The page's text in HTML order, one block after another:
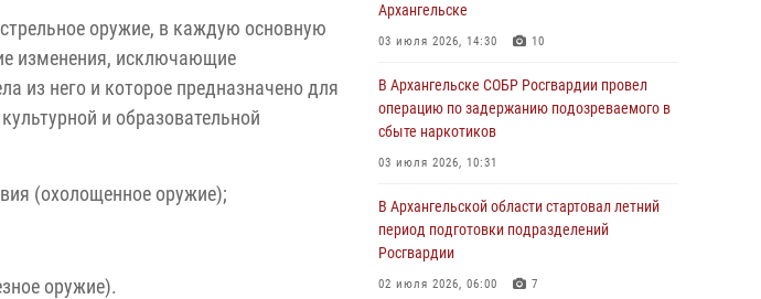
оружие, в каждую основную
изменения, исключающие
из него и которое предназначено для
и образовательной
(охолощенное оружие);
оружие).
Архангельске
03 июля 2026, 14:30 10
В Архангельске СОБР Росгвардии провел
операцию по задержанию подозреваемого в
сбыте наркотиков
03 июля 2026, 10:31
В Архангельской области стартовал летний
период подготовки подразделений
Росгвардии
02 июля 2026, 06:00 7